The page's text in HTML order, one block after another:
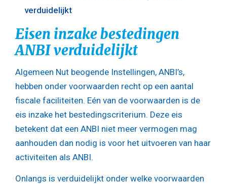
verduidelijkt
Eisen inzake bestedingen
ANBI verduidelijkt
Algemeen Nut beogende Instellingen, ANBI’s,
hebben onder voorwaarden recht op een aantal
fiscale faciliteiten. Eén van de voorwaarden is de
eis inzake het bestedingscriterium. Deze eis
betekent dat een ANBI niet meer vermogen mag
aanhouden dan nodig is voor het uitvoeren van haar
activiteiten als ANBI.
Onlangs is verduidelijkt onder welke voorwaarden